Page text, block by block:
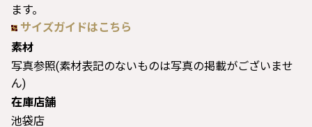
ます。
サイズガイドはこちら
素材
写真参照(素材表記のないものは写真の掲載がございませ
ん)
在庫店舗
池袋店